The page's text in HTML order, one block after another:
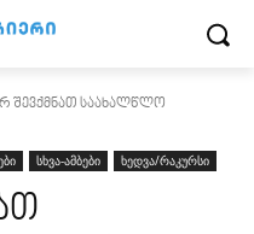
შევქმნათ საახალწლო
სხვა-ამბები ხედვა/რაკურსი